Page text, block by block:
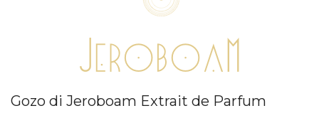
Gozo di Jeroboam Extrait de Parfum